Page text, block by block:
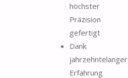
höchster
Präzision
gefertigt
Dank
jahrzehntelanger
Erfahrung